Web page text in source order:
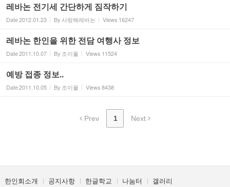
레바논 전기세 간단하게 짐작하기
Date2012.01.23 By 사랑해레바논 Views 16247
레바논 한인을 위한 전담 여행사 정보
Date2011.10.07 By 조이풀 Views 11524
예방 접종 정보..
Date2011.10.05 By 조이풀 Views8438
Prev 1 Next
한인회소개 공지사항 한글학교 나눔터 갤러리